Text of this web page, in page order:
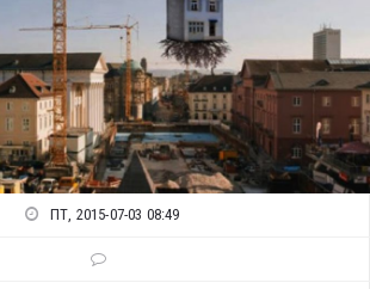
ПТ, 2015-07-03 08:49